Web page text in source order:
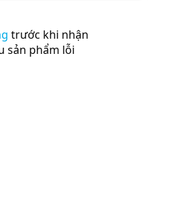
trước khi nhận
sản phẩm lỗi